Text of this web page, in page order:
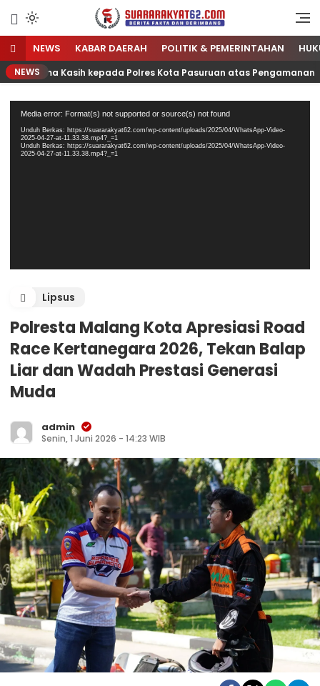
Suararakyat62.com
Sumber Referensi Terpercaya
NEWS KABAR DAERAH POLITIK & PEMERINTAHAN
NEWSKasih kepada Polres Kota Pasuruan atas Pengamanan
Video
Media error: Format(s) not supported or source(s) not found
Unduh Berkas: https://suararakyat62.com/wp-content/uploads/2025/04/WhatsApp-Video-
2025-04-27-at-11.33.38.mp4?_=1
Unduh Berkas: https://suararakyat62.com/wp-content/uploads/2025/04/WhatsApp-Video-
2025-04-27-at-11.33.38.mp4?_=1
Lipsus
Polresta Malang Kota Apresiasi Road
Race Kertanegara 2026, Tekan Balap
Liar dan Wadah Prestasi Generasi
Muda
admin
Senin, 1 Juni 2026 - 14:23 WIB